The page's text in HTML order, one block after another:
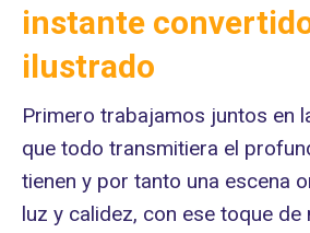
instante
ilustrado
Primero trabajamos juntos en
que todo transmitiera el
tienen y por tanto una escena
luz y calidez, con ese toque de